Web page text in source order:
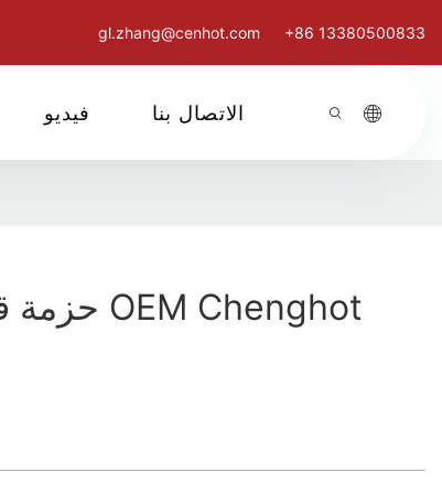
gl.zhang@cenhot.com +86 13380500833
فيديو الاتصال بنا
حزمة قاعدة وعاء ساخن OEM Chenghot